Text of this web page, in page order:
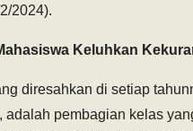
2024).
Keluhkan
diresahkan di setiap
adalah pembagian kelas